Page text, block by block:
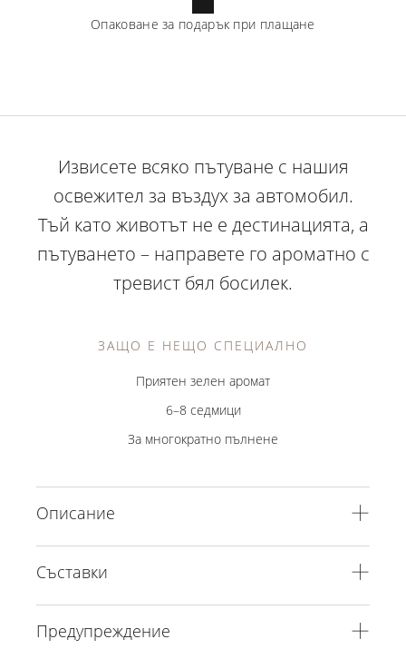
Опаковане за подарък при плащане
Извисете всяко пътуване с нашия
освежител за въздух за автомобил.
Тъй като животът не е дестинацията, а
пътуването – направете го ароматно с
тревист бял босилек.
ЗАЩО Е НЕЩО СПЕЦИАЛНО
Приятен зелен аромат
6–8 седмици
За многократно пълнене
Описание
Съставки
Предупреждение